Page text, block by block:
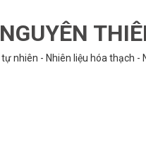
nhiên - Nhiên liệu hóa thạch -